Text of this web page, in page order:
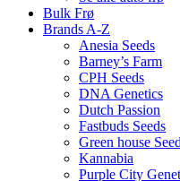
Bulk Frø
Brands A-Z
Anesia Seeds
Barney’s Farm
CPH Seeds
DNA Genetics
Dutch Passion
Fastbuds Seeds
Green house
Kannabia
Purple City